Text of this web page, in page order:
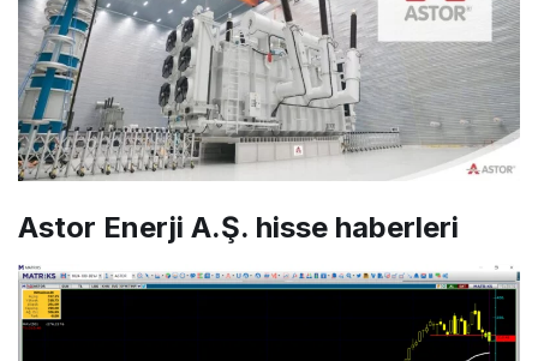
Astor Enerji A.Ş. hisse haberleri